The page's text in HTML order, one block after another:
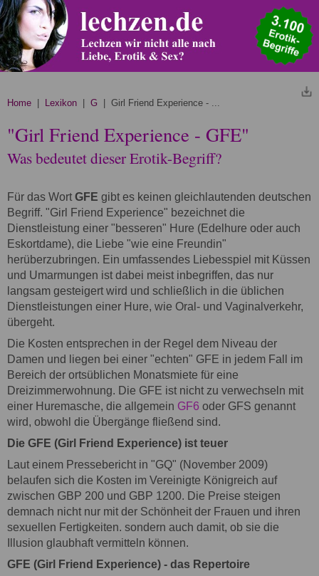
Home Lexikon G | Girl Friend Experience - ...
"Girl Friend Experience - GFE"
Was bedeutet dieser Erotik-Begriff?
Für das Wort GFE gibt es keinen gleichlautenden deutschen
Begriff. "Girl Friend Experience" bezeichnet die
Dienstleistung einer "besseren" Hure (Edelhure oder auch
Eskortdame), die Liebe "wie eine Freundin"
herüberzubringen. Ein umfassendes Liebesspiel mit Küssen
und Umarmungen ist dabei meist inbegriffen, das nur
langsam gesteigert wird und schließlich in die üblichen
Dienstleistungen einer Hure, wie Oral- und Vaginalverkehr,
übergeht.
Die Kosten entsprechen in der Regel dem Niveau der
Damen und liegen bei einer "echten" GFE in jedem Fall im
Bereich der ortsüblichen Monatsmiete für eine
Dreizimmerwohnung. Die GFE ist nicht zu verwechseln mit
einer Huremasche, die allgemein GF6 oder GFS genannt
wird, obwohl die Übergänge fließend sind.
Die GFE (Girl Friend Experience) ist teuer
Laut einem Pressebericht in "GQ" (November 2009)
belaufen sich die Kosten im Vereinigte Königreich auf
zwischen GBP 200 und GBP 1200. Die Preise steigen
demnach nicht nur mit der Schönheit der Frauen und ihren
sexuellen Fertigkeiten. sondern auch damit, ob sie die
Illusion glaubhaft vermitteln können.
GFE (Girl Friend Experience) - das Repertoire